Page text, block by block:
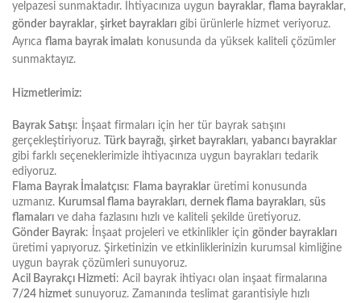
yelpazesi sunmaktadır. İhtiyacınıza uygun bayraklar, flama bayraklar,
gönder bayraklar, şirket bayrakları gibi ürünlerle hizmet veriyoruz.
Ayrıca flama bayrak imalatı konusunda da yüksek kaliteli çözümler
sunmaktayız.
Hizmetlerimiz:
Bayrak Satışı: İnşaat firmaları için her tür bayrak satışını
gerçekleştiriyoruz.
Türk bayrağı, şirket bayrakları, yabancı bayraklar
gibi farklı seçeneklerimizle ihtiyacınıza uygun bayrakları tedarik
ediyoruz.
Flama Bayrak İmalatçısı: Flama bayraklar üretimi konusunda
uzmanız. Kurumsal flama bayrakları, dernek flama bayrakları, süs
flamaları ve daha fazlasını hızlı ve kaliteli şekilde üretiyoruz.
Gönder Bayrak: İnşaat projeleri ve etkinlikler için gönder bayrakları
üretimi yapıyoruz. Şirketinizin ve etkinliklerinizin kurumsal kimliğine
uygun bayrak çözümleri sunuyoruz.
Acil Bayrakçı Hizmeti: Acil bayrak ihtiyacı olan inşaat firmalarına
7/24 hizmet sunuyoruz. Zamanında teslimat garantisiyle hızlı